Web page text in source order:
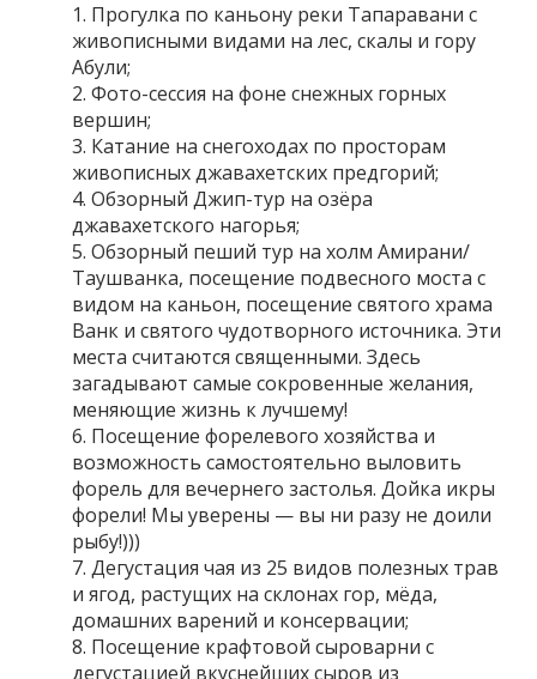
Прогулка по каньону реки Тапаравани с
живописными видами на лес, скалы и гору
Абули;
Фото-сессия на фоне снежных горных
вершин;
Катание на снегоходах по просторам
живописных джавахетских предгорий;
Обзорный Джип-тур на озёра
джавахетского нагорья;
Обзорный пеший тур на холм Амирани/
Таушванка, посещение подвесного моста с
видом на каньон, посещение святого храма
Ванк и святого чудотворного источника. Эти
места считаются священными. Здесь
загадывают самые сокровенные желания,
меняющие жизнь к лучшему!
Посещение форелевого хозяйства и
возможность самостоятельно выловить
форель для вечернего застолья. Дойка икры
форели! Мы уверены — вы ни разу не доили
рыбу!)))
Дегустация чая из 25 видов полезных трав
и ягод, растущих на склонах гор, мёда,
домашних варений и консервации;
Посещение крафтовой сыроварни с
дегустацией вкуснейших сыров из